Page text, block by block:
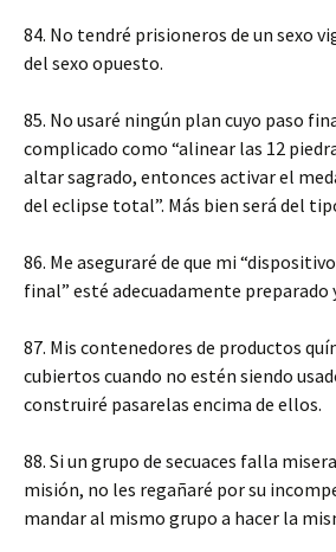
84. No tendré prisioneros de un sexo
del sexo opuesto.
85. No usaré ningún plan cuyo paso
complicado como “alinear las 12
altar sagrado, entonces activar el
del eclipse total”. Más bien será del
86. Me aseguraré de que mi
final” esté adecuadamente preparado
87. Mis contenedores de productos
cubiertos cuando no estén siendo
construiré pasarelas encima de ellos.
88. Si un grupo de secuaces falla
misión, no les regañaré por su
mandar al mismo grupo a hacer la